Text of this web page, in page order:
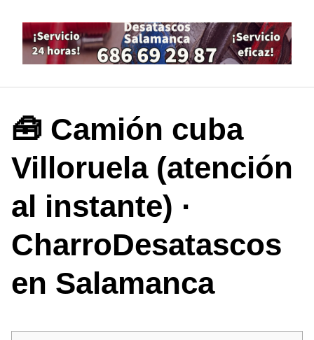
🧰 Camión cuba
Villoruela (atención
al instante) ·
CharroDesatascos
en Salamanca